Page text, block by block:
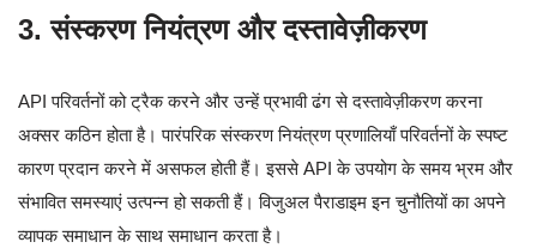
3. संस्करण नियंत्रण और दस्तावेज़ीकरण
API परिवर्तनों को ट्रैक करने और उन्हें प्रभावी ढंग से दस्तावेज़ीकरण करना
अक्सर कठिन होता है। पारंपरिक संस्करण नियंत्रण प्रणालियाँ परिवर्तनों के स्पष्ट
कारण प्रदान करने में असफल होती हैं। इससे API के उपयोग के समय भ्रम और
संभावित समस्याएं उत्पन्न हो सकती हैं। विजुअल पैराडाइम इन चुनौतियों का अपने
व्यापक समाधान के साथ समाधान करता है।